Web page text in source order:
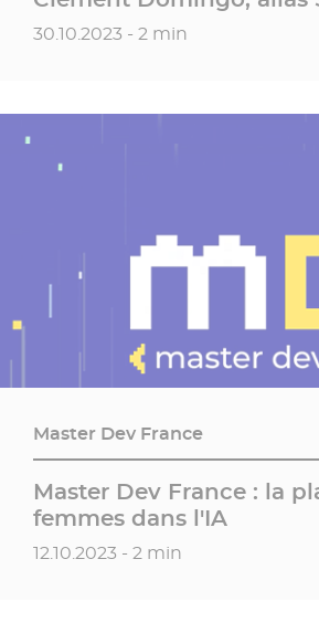
Date de publication
30.10.2023 - 2 min
Master Dev France
Master Dev France : la
femmes dans l'IA
Date de publication
12.10.2023 - 2 min